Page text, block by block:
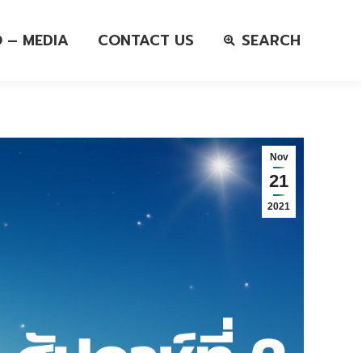
– MEDIA CONTACT US SEARCH
Nov
21
2021